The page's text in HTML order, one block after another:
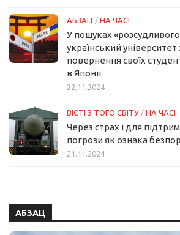
АБЗАЦ / НА ЧАСІ
У пошуках
український
повернення своїх
в Японії
22.11.2024
ВІСТІ З ТОГО СВІТУ / НА ЧАСІ
Через страх і для
погрози як ознака
21.11.2024
АБЗАЦ